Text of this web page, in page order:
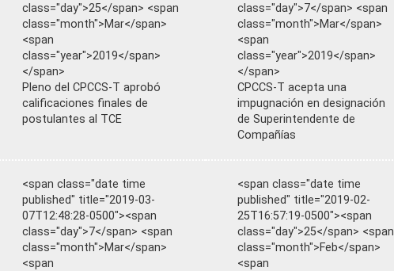
class="day">25</span> <span
class="month">Mar</span>
<span
class="year">2019</span>
</span>
Pleno del CPCCS-T aprobó
calificaciones finales de
postulantes al TCE
class="day">7</span> <span
class="month">Mar</span>
<span
class="year">2019</span>
</span>
CPCCS-T acepta una
impugnación en designación
de Superintendente de
Compañías
<span class="date time
published" title="2019-03-
07T12:48:28-0500"><span
class="day">7</span> <span
class="month">Mar</span>
<span
<span class="date time
published" title="2019-02-
25T16:57:19-0500"><span
class="day">25</span> <span
class="month">Feb</span>
<span